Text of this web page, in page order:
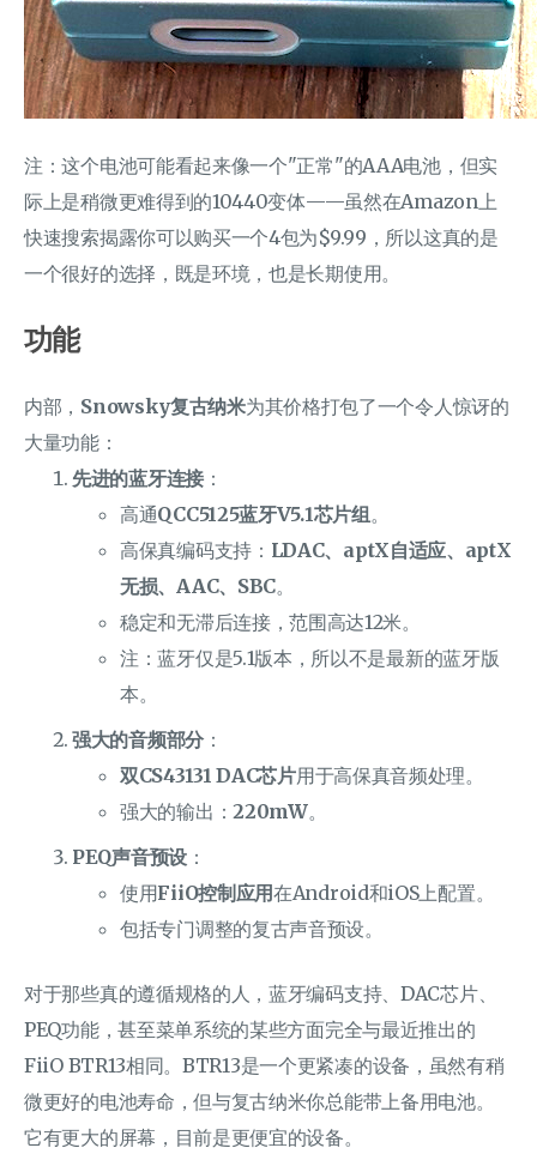
注：这个电池可能看起来像一个"正常"的AAA电池，但实
际上是稍微更难得到的10440变体——虽然在Amazon上
快速搜索揭露你可以购买一个4包为$9.99，所以这真的是
一个很好的选择，既是环境，也是长期使用。
功能
内部， Snowsky复古纳米为其价格打包了一个令人惊讶的
大量功能：
先进的蓝牙连接：
高通QCC5125蓝牙V5.1芯片组。
高保真编码支持： LDAC、aptX自适应、aptX
无损、AAC、SBC。
稳定和无滞后连接，范围高达12米。
注：蓝牙仅是5.1版本，所以不是最新的蓝牙版
本。
强大的音频部分：
双CS43131 DAC芯片用于高保真音频处理。
强大的输出：220mW。
PEQ声音预设：
使用FiiO控制应用在Android和iOS上配置。
包括专门调整的复古声音预设。
对于那些真的遵循规格的人，蓝牙编码支持、DAC芯片、
PEQ功能，甚至菜单系统的某些方面完全与最近推出的
FiiO BTR13相同。BTR13是一个更紧凑的设备，虽然有稍
微更好的电池寿命，但与复古纳米你总能带上备用电池。
它有更大的屏幕，目前是更便宜的设备。